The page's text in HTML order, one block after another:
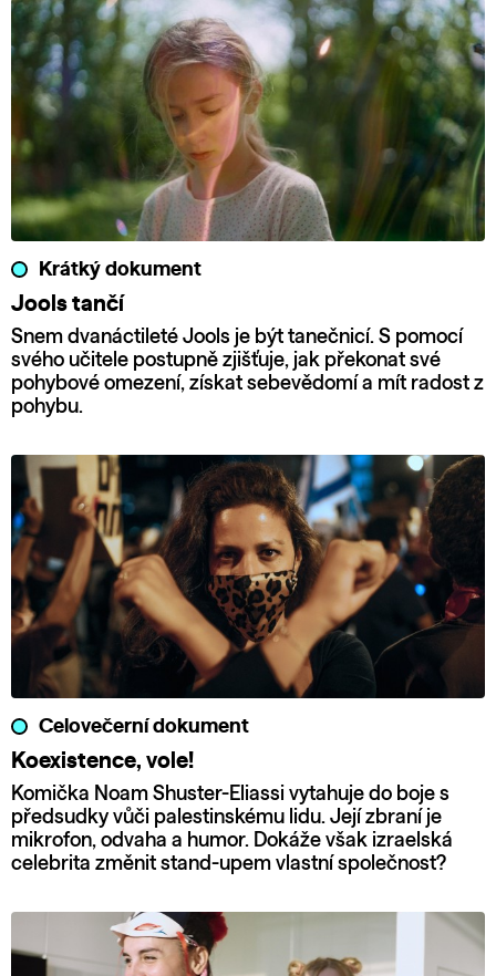
Krátký dokument
Jools tančí
Snem dvanáctileté Jools je být tanečnicí. S pomocí
svého učitele postupně zjišťuje, jak překonat své
pohybové omezení, získat sebevědomí a mít radost z
pohybu.
Celovečerní dokument
Koexistence, vole!
Komička Noam Shuster-Eliassi vytahuje do boje s
předsudky vůči palestinskému lidu. Její zbraní je
mikrofon, odvaha a humor. Dokáže však izraelská
celebrita změnit stand-upem vlastní společnost?